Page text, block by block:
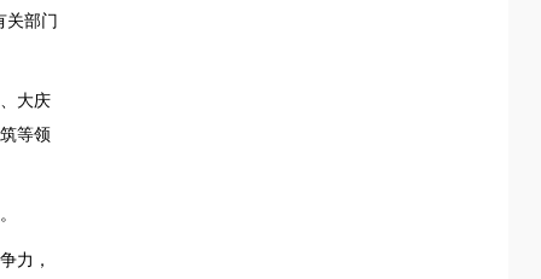
关部门
大庆
等领
力，